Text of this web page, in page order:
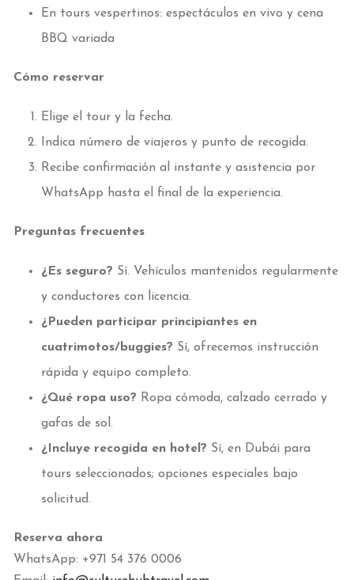
En tours vespertinos: espectáculos en vivo y cena
BBQ variada
Cómo reservar
Elige el tour y la fecha.
Indica número de viajeros y punto de recogida.
Recibe confirmación al instante y asistencia por
WhatsApp hasta el final de la experiencia.
Preguntas frecuentes
¿Es seguro? Sí. Vehículos mantenidos regularmente
y conductores con licencia.
¿Pueden participar principiantes en
cuatrimotos/buggies? Sí, ofrecemos instrucción
rápida y equipo completo.
¿Qué ropa uso? Ropa cómoda, calzado cerrado y
gafas de sol.
¿Incluye recogida en hotel? Sí, en Dubái para
tours seleccionados; opciones especiales bajo
solicitud.
Reserva ahora
WhatsApp: +971 54 376 0006